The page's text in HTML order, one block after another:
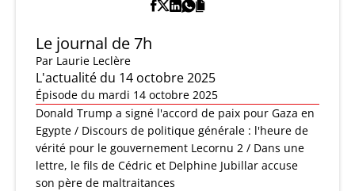
Le journal de 7h
Par Laurie Leclère
L'actualité du 14 octobre 2025
Épisode du mardi 14 octobre 2025
Donald Trump a signé l'accord de paix pour Gaza en
Egypte / Discours de politique générale : l'heure de
vérité pour le gouvernement Lecornu 2 / Dans une
lettre, le fils de Cédric et Delphine Jubillar accuse
son père de maltraitances